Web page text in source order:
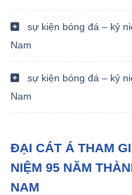
sự kiện bóng đá – kỷ
Nam
sự kiện bóng đá – kỷ
Nam
ĐẠI CÁT Á THAM
NIỆM 95 NĂM
NAM